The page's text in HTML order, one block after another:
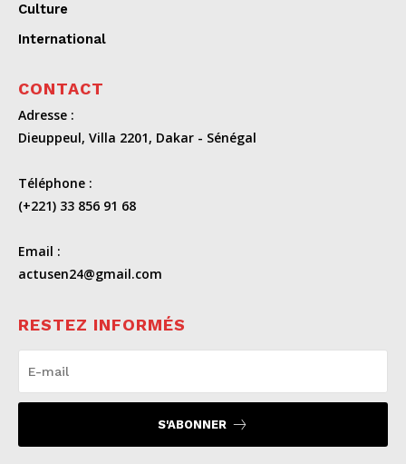
Culture
International
CONTACT
Adresse :
Dieuppeul, Villa 2201, Dakar - Sénégal
Téléphone :
(+221) 33 856 91 68
Email :
actusen24@gmail.com
RESTEZ INFORMÉS
S'ABONNER